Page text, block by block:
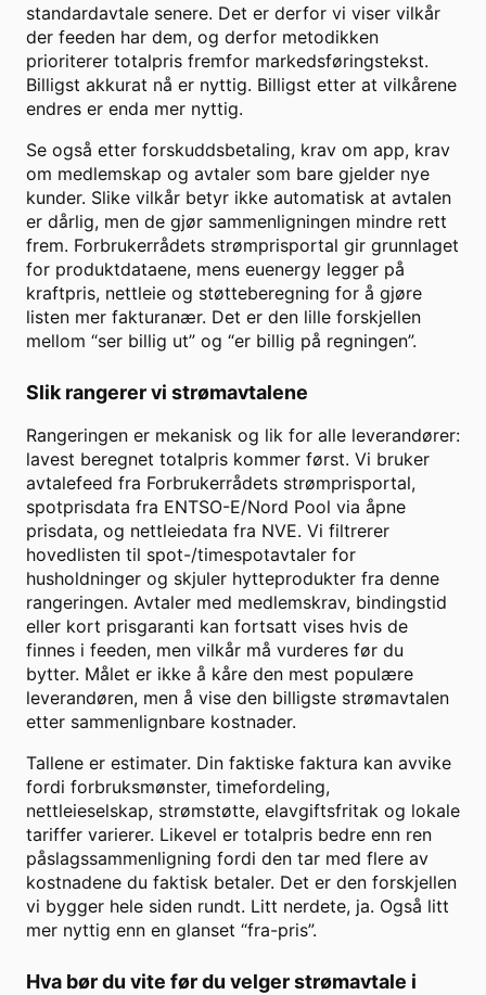
standardavtale senere. Det er derfor vi viser vilkår
der feeden har dem, og derfor metodikken
prioriterer totalpris fremfor markedsføringstekst.
Billigst akkurat nå er nyttig. Billigst etter at vilkårene
endres er enda mer nyttig.
Se også etter forskuddsbetaling, krav om app, krav
om medlemskap og avtaler som bare gjelder nye
kunder. Slike vilkår betyr ikke automatisk at avtalen
er dårlig, men de gjør sammenligningen mindre rett
frem. Forbrukerrådets strømprisportal gir grunnlaget
for produktdataene, mens euenergy legger på
kraftpris, nettleie og støtteberegning for å gjøre
listen mer fakturanær. Det er den lille forskjellen
mellom “ser billig ut” og “er billig på regningen”.
Slik rangerer vi strømavtalene
Rangeringen er mekanisk og lik for alle leverandører:
lavest beregnet totalpris kommer først. Vi bruker
avtalefeed fra Forbrukerrådets strømprisportal,
spotprisdata fra ENTSO-E/Nord Pool via åpne
prisdata, og nettleiedata fra NVE. Vi filtrerer
hovedlisten til spot-/timespotavtaler for
husholdninger og skjuler hytteprodukter fra denne
rangeringen. Avtaler med medlemskrav, bindingstid
eller kort prisgaranti kan fortsatt vises hvis de
finnes i feeden, men vilkår må vurderes før du
bytter. Målet er ikke å kåre den mest populære
leverandøren, men å vise den billigste strømavtalen
etter sammenlignbare kostnader.
Tallene er estimater. Din faktiske faktura kan avvike
fordi forbruksmønster, timefordeling,
nettleieselskap, strømstøtte, elavgiftsfritak og lokale
tariffer varierer. Likevel er totalpris bedre enn ren
påslagssammenligning fordi den tar med flere av
kostnadene du faktisk betaler. Det er den forskjellen
vi bygger hele siden rundt. Litt nerdete, ja. Også litt
mer nyttig enn en glanset “fra-pris”.
Hva bør du vite før du velger strømavtale i